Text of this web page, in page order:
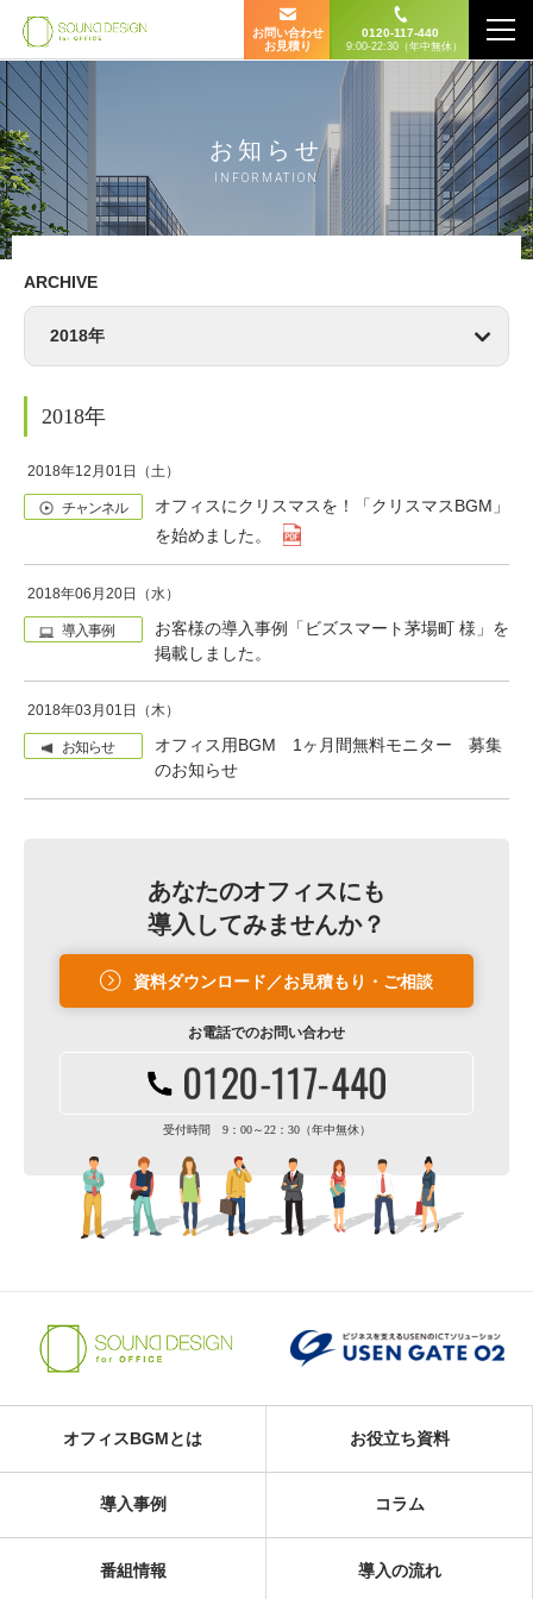
お問い合わせ
お見積り
0120-117-440
9:00-22:30（年中無休）
お知らせ
INFORMATION
ARCHIVE
2018年
2018年
2018年12月01日（土）
チャンネル
オフィスにクリスマスを！「クリスマスBGM」
を始めました。
2018年06月20日（水）
導入事例
お客様の導入事例「ビズスマート茅場町 様」を
掲載しました。
2018年03月01日（木）
お知らせ
オフィス用BGM 1ヶ月間無料モニター 募集
のお知らせ
あなたのオフィスにも
導入してみませんか？
資料ダウンロード／お見積もり・ご相談
お電話でのお問い合わせ
受付時間 9：00～22：30（年中無休）
オフィスBGMとは お役立ち資料
導入事例 コラム
番組情報 導入の流れ